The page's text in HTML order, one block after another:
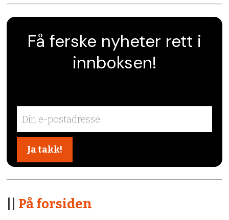
Få ferske nyheter rett i
innboksen!
På forsiden